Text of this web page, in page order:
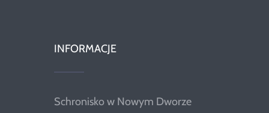
INFORMACJE
Schronisko w Nowym Dworze